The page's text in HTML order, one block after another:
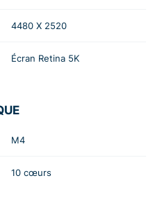
4480 X 2520
Écran Retina 5K
M4
10 cœurs